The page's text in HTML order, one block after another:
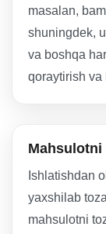
masalan,
shuningdek,
va boshqa
qoraytirish
Mahsulotni
Ishlatishdan
yaxshilab
mahsulotni